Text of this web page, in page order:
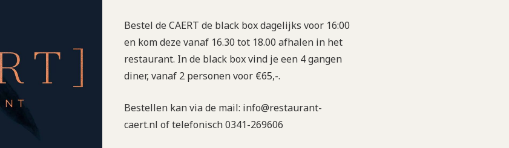
Bestel de CAERT de black box dagelijks voor 16:00
en kom deze vanaf 16.30 tot 18.00 afhalen in het
restaurant. In de black box vind je een 4 gangen
diner, vanaf 2 personen voor €65,-.
Bestellen kan via de mail: info@restaurant-
caert.nl of telefonisch 0341-269606